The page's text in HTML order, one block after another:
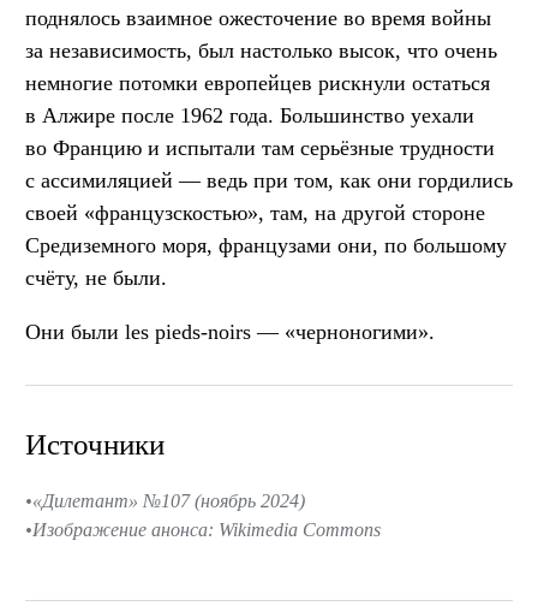
поднялось взаимное ожесточение во время войны
за независимость, был настолько высок, что очень
немногие потомки европейцев рискнули остаться
в Алжире после 1962 года. Большинство уехали
во Францию и испытали там серьёзные трудности
с ассимиляцией — ведь при том, как они гордились
своей «французскостью», там, на другой стороне
Средиземного моря, французами они, по большому
счёту, не были.
Они были les pieds-noirs — «черноногими».
Источники
«Дилетант» №107 (ноябрь 2024)
Изображение анонса: Wikimedia Commons